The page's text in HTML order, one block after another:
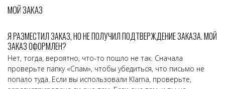
МОЙ ЗАКАЗ
Я РАЗМЕСТИЛ ЗАКАЗ, НО НЕ ПОЛУЧИЛ ПОДТВЕРЖДЕНИЕ ЗАКАЗА. МОЙ
ЗАКАЗ ОФОРМЛЕН?
Нет, тогда, вероятно, что-то пошло не так. Сначала
проверьте папку «Спам», чтобы убедиться, что письмо не
попало туда. Если вы использовали Klarna, проверьте,